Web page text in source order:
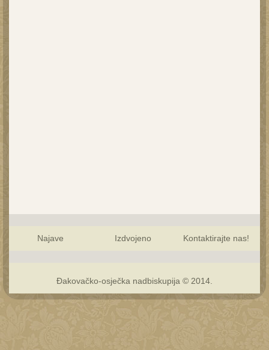
Najave Izdvojeno Kontaktirajte nas!
Đakovačko-osječka nadbiskupija © 2014.